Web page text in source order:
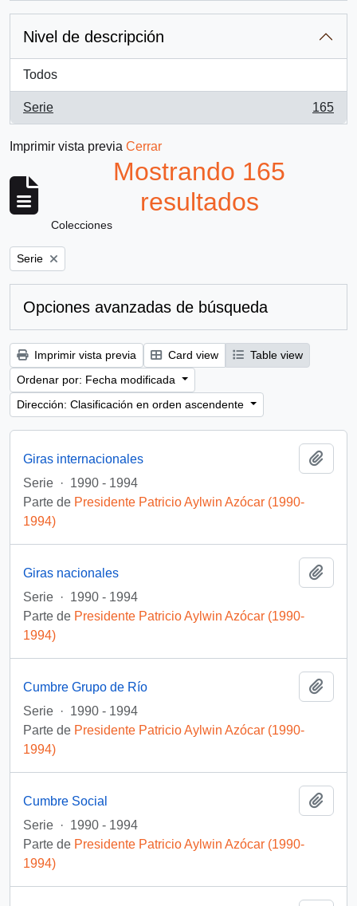
Nivel de descripción
Todos
Serie
, 165 resultados
165
Imprimir vista previa Cerrar
Mostrando 165
resultados
Colecciones
Remove filter:
Serie
Opciones avanzadas de búsqueda
Imprimir vista previa Card view
Table view
Ordenar por: Fecha modificada
Dirección: Clasificación en orden ascendente
Giras internacionales
Serie · 1990 - 1994
Parte de Presidente Patricio Aylwin Azócar (1990-
1994)
Giras nacionales
Serie · 1990 - 1994
Parte de Presidente Patricio Aylwin Azócar (1990-
1994)
Cumbre Grupo de Río
Serie · 1990 - 1994
Parte de Presidente Patricio Aylwin Azócar (1990-
1994)
Cumbre Social
Serie · 1990 - 1994
Parte de Presidente Patricio Aylwin Azócar (1990-
1994)